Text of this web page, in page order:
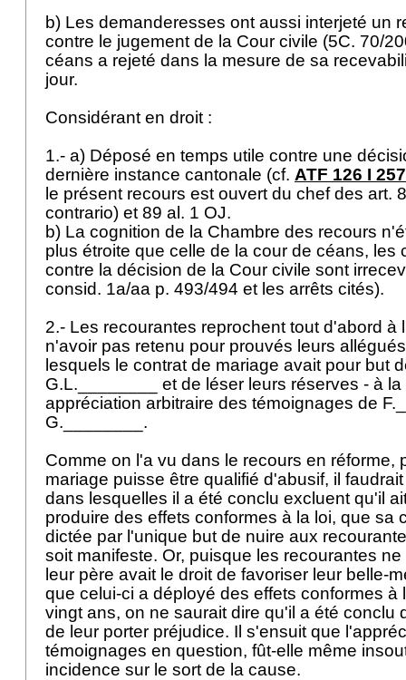
b) Les demanderesses ont aussi interjeté un
contre le jugement de la Cour civile (5C. 70/
céans a rejeté dans la mesure de sa
jour.
Considérant en droit :
1.- a) Déposé en temps utile contre une
dernière instance cantonale (cf. ATF 126 I 257
le présent recours est ouvert du chef des art.
contrario) et 89 al. 1 OJ.
b) La cognition de la Chambre des recours
plus étroite que celle de la cour de céans, les
contre la décision de la Cour civile sont
consid. 1a/aa p. 493/494 et les arrêts cités).
2.- Les recourantes reprochent tout d'abord à
n'avoir pas retenu pour prouvés leurs
lesquels le contrat de mariage avait pour but
G.L.________ et de léser leurs réserves - à
appréciation arbitraire des témoignages de
G.________.
Comme on l'a vu dans le recours en réforme,
mariage puisse être qualifié d'abusif, il
dans lesquelles il a été conclu excluent qu'il
produire des effets conformes à la loi, que sa
dictée par l'unique but de nuire aux
soit manifeste. Or, puisque les recourantes
leur père avait le droit de favoriser leur belle-
que celui-ci a déployé des effets conformes à
vingt ans, on ne saurait dire qu'il a été conclu
de leur porter préjudice. Il s'ensuit que
témoignages en question, fût-elle même
incidence sur le sort de la cause.